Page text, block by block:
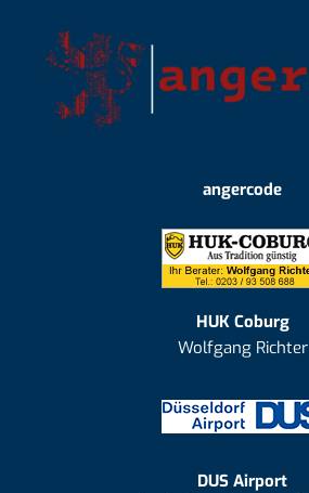
angercode
HUK Coburg
Wolfgang Richter
DUS Airport